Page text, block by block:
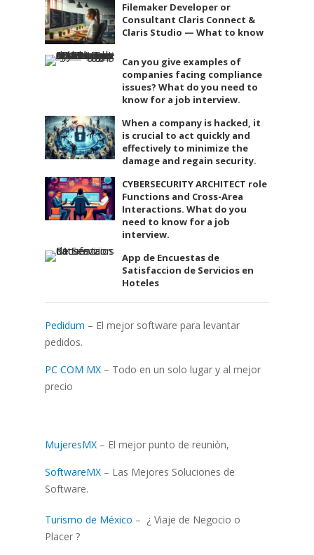
Filemaker Developer or
Consultant Claris Connect &
Claris Studio — What to know
Can you give examples of
companies facing compliance
issues? What do you need to
know for a job interview.
When a company is hacked, it
is crucial to act quickly and
effectively to minimize the
damage and regain security.
CYBERSECURITY ARCHITECT role
Functions and Cross-Area
Interactions. What do you
need to know for a job
interview.
App de Encuestas de
Satisfaccion de Servicios en
Hoteles
Pedidum – El mejor software para levantar
pedidos.
PC COM MX – Todo en un solo lugar y al mejor
precio
MujeresMX – El mejor punto de reuniòn,
SoftwareMX – Las Mejores Soluciones de
Software.
Turismo de México – ¿ Viaje de Negocio o
Placer ?